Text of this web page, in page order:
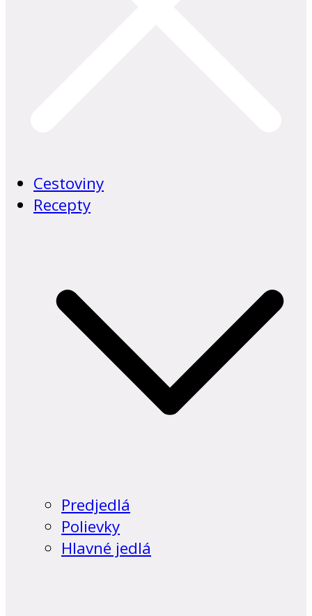
Cestoviny
Recepty
Predjedlá
Polievky
Hlavné jedlá